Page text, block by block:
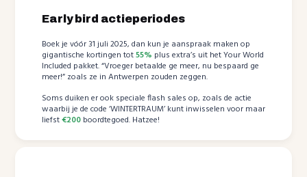
Early bird actieperiodes
Boek je vóór 31 juli 2025, dan kun je aanspraak maken op
gigantische kortingen tot55% plus extra’s uit het Your World
Included pakket. “Vroeger betaalde ge meer, nu bespaard ge
meer!” zoals ze in Antwerpen zouden zeggen.
Soms duiken er ook speciale flash sales op, zoals de actie
waarbij je de code ‘WINTERTRAUM’ kunt inwisselen voor maar
liefst€200 boordtegoed. Hatzee!